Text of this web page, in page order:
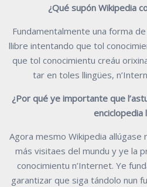
¿Qué supón Wikipedia
Fundamentalmente una forma
llibre intentando que tol
que tol conocimientu creáu
tar en toles llingües,
¿Por qué ye importante que
enciclopedia
Agora mesmo Wikipedia
más visitaes del mundu y ye la
conocimientu n’Internet. Ye
garantizar que siga tándolo nun